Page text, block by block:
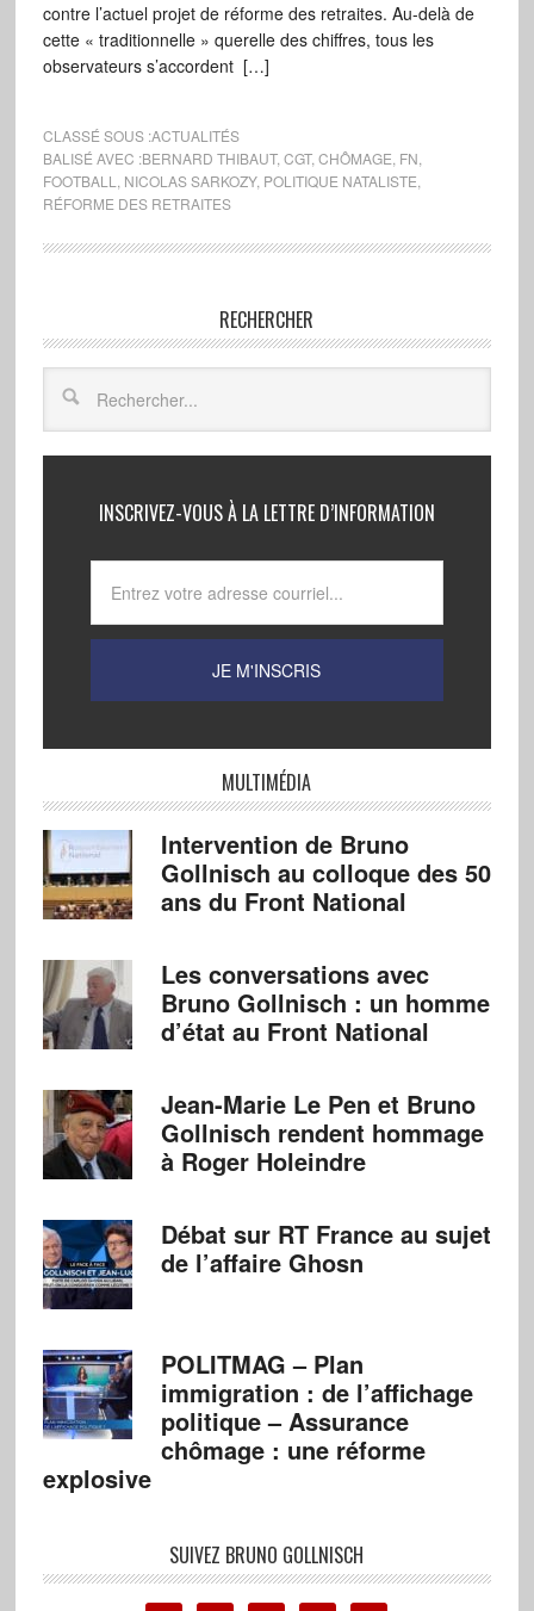
contre l’actuel projet de réforme des retraites. Au-delà de
cette « traditionnelle » querelle des chiffres, tous les
observateurs s’accordent […]
CLASSÉ SOUS :ACTUALITÉS
BALISÉ AVEC :BERNARD THIBAUT, CGT, CHÔMAGE FN
FOOTBALL
NICOLAS SARKOZY, POLITIQUE NATALISTE
RÉFORME DES RETRAITES
RECHERCHER
INSCRIVEZ-VOUS À LA LETTRE D’INFORMATION
MULTIMÉDIA
Intervention de Bruno
Gollnisch au colloque des 50
ans du Front National
Les conversations avec
Bruno Gollnisch : un homme
d’état au Front National
Jean-Marie Le Pen et Bruno
Gollnisch rendent hommage
à Roger Holeindre
Débat sur RT France au sujet
de l’affaire Ghosn
POLITMAG – Plan
immigration : de l’affichage
politique – Assurance
chômage : une réforme
explosive
SUIVEZ BRUNO GOLLNISCH